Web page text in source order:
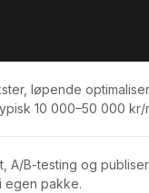
løpende
10 000–50 000 kr/
A/B-testing og
egen pakke.